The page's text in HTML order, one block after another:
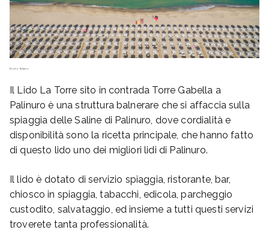
Il Lido a Palinuro
Il Lido La Torre sito in contrada Torre Gabella a
Palinuro è una struttura balnerare che si affaccia sulla
spiaggia delle Saline di Palinuro, dove cordialità e
disponibilità sono la ricetta principale, che hanno fatto
di questo lido uno dei migliori lidi di Palinuro.
Il lido è dotato di servizio spiaggia, ristorante, bar,
chiosco in spiaggia, tabacchi, edicola, parcheggio
custodito, salvataggio, ed insieme a tutti questi servizi
troverete tanta professionalità.